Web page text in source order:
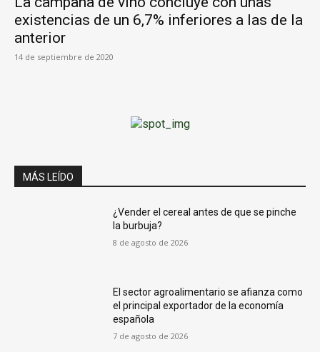
existencias de un 6,7% inferiores a las de la
anterior
14 de septiembre de 2020
MÁS LEÍDO
¿Vender el cereal antes de que se pinche
la burbuja?
8 de agosto de 2026
El sector agroalimentario se afianza como
el principal exportador de la economía
española
7 de agosto de 2026